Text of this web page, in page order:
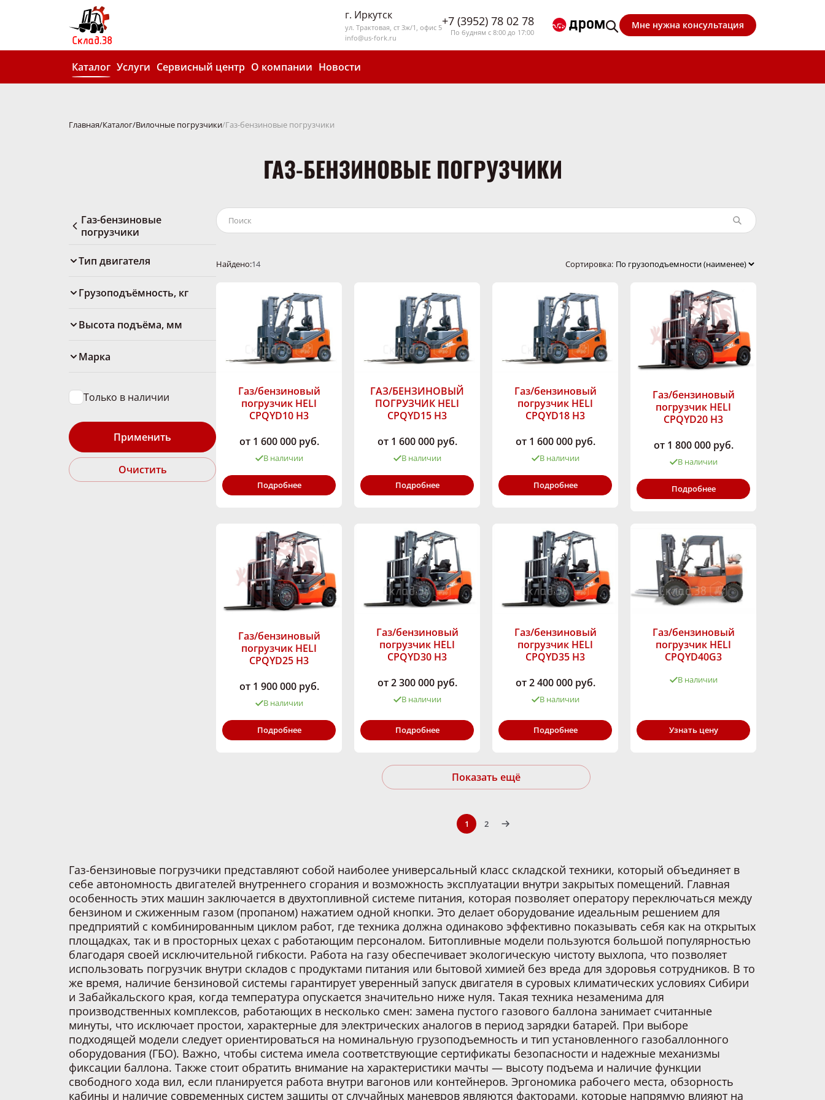
г. Иркутск
ул. Трактовая, ст 3ж/1, офис 5
info@us-fork.ru
+7 (3952) 78 02 78
По будням с 8:00 до 17:00
Мне нужна консультация
Каталог Услуги Сервисный центр О компании Новости
Главная Каталог Вилочные погрузчики Газ-бензиновые погрузчики
ГАЗ-БЕНЗИНОВЫЕ ПОГРУЗЧИКИ
Газ-бензиновые
погрузчики
Тип двигателя
Грузоподъёмность, кг
Высота подъёма, мм
Марка
Только в наличии
Применить
Очистить
Найдено:14 Сортировка:
Газ/бензиновый
погрузчик HELI
CPQYD10 H3
от 1 600 000 руб.
В наличии
Грузоподъёмность,
кг:
1000
Подробнее
ГАЗ/БЕНЗИНОВЫЙ
ПОГРУЗЧИК HELI
CPQYD15 H3
от 1 600 000 руб.
В наличии
Грузоподъёмность,
кг:
1500
Подробнее
Газ/бензиновый
погрузчик HELI
CPQYD18 H3
от 1 600 000 руб.
В наличии
Грузоподъёмность,
кг:
1750
Подробнее
Газ/бензиновый
погрузчик HELI
CPQYD20 H3
от 1 800 000 руб.
В наличии
Грузоподъёмность,
кг:
2000
Подробнее
Газ/бензиновый
погрузчик HELI
CPQYD25 H3
от 1 900 000 руб.
В наличии
Грузоподъёмность,
кг:
2500
Подробнее
Газ/бензиновый
погрузчик HELI
CPQYD30 H3
от 2 300 000 руб.
В наличии
Грузоподъёмность,
кг:
3000
Высота подъёма,
Марка:
Подробнее
Газ/бензиновый
погрузчик HELI
CPQYD35 H3
от 2 400 000 руб.
В наличии
Грузоподъёмность,
кг:
3500
Высота подъёма,
Подробнее
Газ/бензиновый
погрузчик HELI
CPQYD40G3
В наличии
Тип двигателя:
Газ/Бензин
Высота подъёма,
мм:
2000-6000
Узнать цену
Показать ещё
1 2
Газ-бензиновые погрузчики представляют собой наиболее универсальный класс складской техники, который объединяет в
себе автономность двигателей внутреннего сгорания и возможность эксплуатации внутри закрытых помещений. Главная
особенность этих машин заключается в двухтопливной системе питания, которая позволяет оператору переключаться между
бензином и сжиженным газом (пропаном) нажатием одной кнопки. Это делает оборудование идеальным решением для
предприятий с комбинированным циклом работ, где техника должна одинаково эффективно показывать себя как на открытых
площадках, так и в просторных цехах с работающим персоналом. Битопливные модели пользуются большой популярностью
благодаря своей исключительной гибкости. Работа на газу обеспечивает экологическую чистоту выхлопа, что позволяет
использовать погрузчик внутри складов с продуктами питания или бытовой химией без вреда для здоровья сотрудников. В то
же время, наличие бензиновой системы гарантирует уверенный запуск двигателя в суровых климатических условиях Сибири
и Забайкальского края, когда температура опускается значительно ниже нуля. Такая техника незаменима для
производственных комплексов, работающих в несколько смен: замена пустого газового баллона занимает считанные
минуты, что исключает простои, характерные для электрических аналогов в период зарядки батарей. При выборе
подходящей модели следует ориентироваться на номинальную грузоподъемность и тип установленного газобаллонного
оборудования (ГБО). Важно, чтобы система имела соответствующие сертификаты безопасности и надежные механизмы
фиксации баллона. Также стоит обратить внимание на характеристики мачты — высоту подъема и наличие функции
свободного хода вил, если планируется работа внутри вагонов или контейнеров. Эргономика рабочего места, обзорность
кабины и наличие современных систем защиты от случайных маневров являются факторами, которые напрямую влияют на